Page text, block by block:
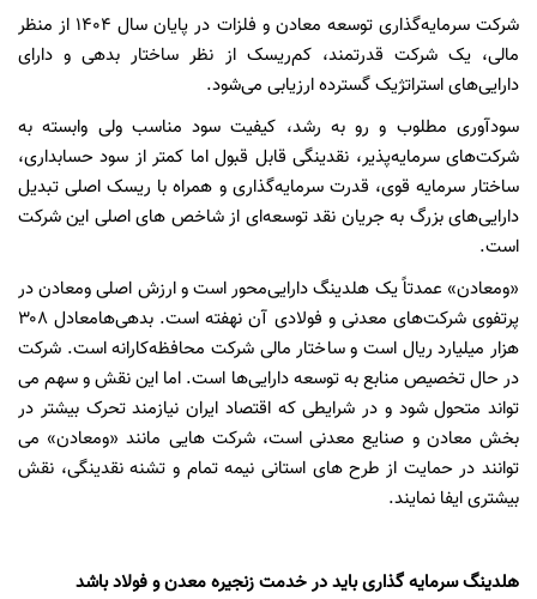
شرکت سرمایه‌گذاری توسعه معادن و فلزات در پایان سال ۱۴۰۴ از منظر
مالی، یک شرکت قدرتمند، کم‌ریسک از نظر ساختار بدهی و دارای
دارایی‌های استراتژیک گسترده ارزیابی می‌شود.
سودآوری مطلوب و رو به رشد، کیفیت سود مناسب ولی وابسته به
شرکت‌های سرمایه‌پذیر، نقدینگی قابل قبول اما کمتر از سود حسابداری،
ساختار سرمایه قوی، قدرت سرمایه‌گذاری و همراه با ریسک اصلی تبدیل
دارایی‌های بزرگ به جریان نقد توسعه‌ای از شاخص های اصلی این شرکت
است.
«ومعادن» عمدتاً یک هلدینگ دارایی‌محور است و ارزش اصلی ومعادن در
پرتفوی شرکت‌های معدنی و فولادی آن نهفته است. بدهی‌هامعادل ۳۰۸
هزار میلیارد ریال است و ساختار مالی شرکت محافظه‌کارانه است. شرکت
در حال تخصیص منابع به توسعه دارایی‌ها است. اما این نقش و سهم می
تواند متحول شود و در شرایطی که اقتصاد ایران نیازمند تحرک بیشتر در
بخش معادن و صنایع معدنی است، شرکت هایی مانند «ومعادن» می
توانند در حمایت از طرح های استانی نیمه تمام و تشنه نقدینگی، نقش
بیشتری ایفا نمایند.
هلدینگ سرمایه گذاری باید در خدمت زنجیره معدن و فولاد باشد